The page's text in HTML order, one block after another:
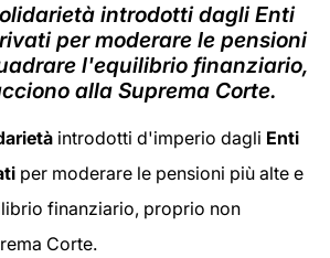
introdotti dagli Enti
per moderare le pensioni
l'equilibrio finanziario,
alla Suprema Corte.
introdotti d'imperio dagli Enti
per moderare le pensioni più alte e
finanziario, proprio non
Corte.